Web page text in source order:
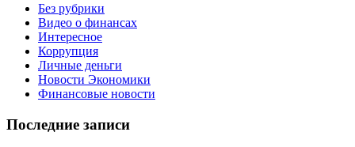
Без рубрики
Видео о финансах
Интересное
Коррупция
Личные деньги
Новости Экономики
Финансовые новости
Последние записи